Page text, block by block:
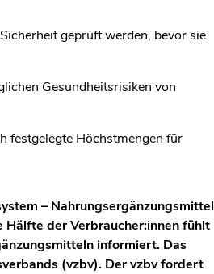
geprüft werden, bevor sie
Gesundheitsrisiken von
festgelegte Höchstmengen für
– Nahrungsergänzungsmittel
der Verbraucher:innen fühlt
informiert. Das
(vzbv). Der vzbv fordert